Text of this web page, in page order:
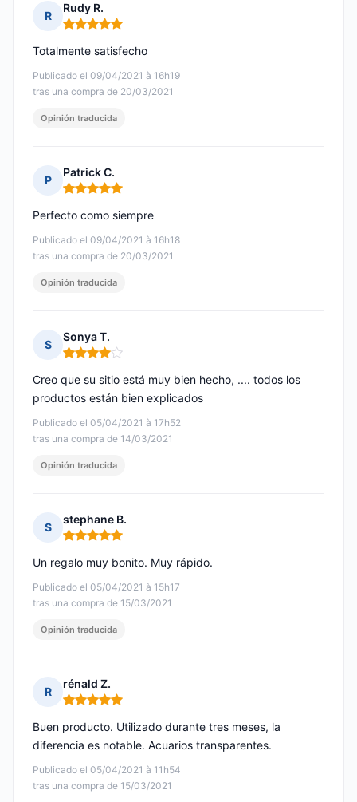
R
Rudy R.
Nota: 5 de 5
Publicado el 09/04/2021 à 16h19
tras una compra de 20/03/2021
Totalmente satisfecho
Opinión traducida
P
Patrick C.
Nota: 5 de 5
Publicado el 09/04/2021 à 16h18
tras una compra de 20/03/2021
Perfecto como siempre
Opinión traducida
S
Sonya T.
Nota: 4 de 5
Publicado el 05/04/2021 à 17h52
tras una compra de 14/03/2021
Creo que su sitio está muy bien hecho, .... todos los
productos están bien explicados
Opinión traducida
S
stephane B.
Nota: 5 de 5
Publicado el 05/04/2021 à 15h17
tras una compra de 15/03/2021
Un regalo muy bonito. Muy rápido.
Opinión traducida
R
rénald Z.
Nota: 5 de 5
Publicado el 05/04/2021 à 11h54
tras una compra de 15/03/2021
Buen producto. Utilizado durante tres meses, la
diferencia es notable. Acuarios transparentes.